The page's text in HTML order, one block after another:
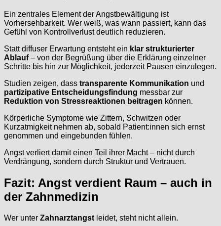
Ein zentrales Element der Angstbewältigung ist
Vorhersehbarkeit. Wer weiß, was wann passiert, kann das
Gefühl von Kontrollverlust deutlich reduzieren.
Statt diffuser Erwartung entsteht ein klar strukturierter
Ablauf– von der Begrüßung über die Erklärung einzelner
Schritte bis hin zur Möglichkeit, jederzeit Pausen einzulegen.
Studien zeigen, dass transparente Kommunikation und
partizipative Entscheidungsfindung messbar zur
Reduktion von Stressreaktionen beitragen können.
Körperliche Symptome wie Zittern, Schwitzen oder
Kurzatmigkeit nehmen ab, sobald Patient:innen sich ernst
genommen und eingebunden fühlen.
Angst verliert damit einen Teil ihrer Macht – nicht durch
Verdrängung, sondern durch Struktur und Vertrauen.
Fazit: Angst verdient Raum – auch in
der Zahnmedizin
Wer unter Zahnarztangst leidet, steht nicht allein.